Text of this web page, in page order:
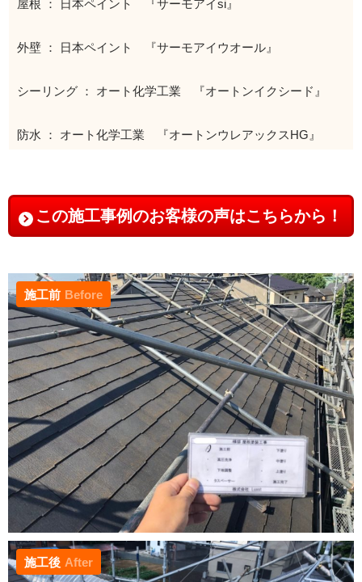
屋根 ： 日本ペイント 『サーモアイsi』
外壁 ： 日本ペイント 『サーモアイウオール』
シーリング ： オート化学工業 『オートンイクシード』
防水 ： オート化学工業 『オートンウレアックスHG』
この施工事例のお客様の声はこちらから！
施工前 Before
施工後 After